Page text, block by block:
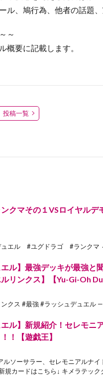
ル、鳩行為、他者の話題
～
概要に記載します。
投稿一覧
クマその１VSロイヤル
ュエル #ユグドラゴ #ランクマ
エル】最強デッキが最強
ルリンクス】【Yu-Gi-Oh
ンクス #最強 #ラッシュデュエ
エル】新規紹介！セレモ
！【遊戯王】
ルソーサラー、セレモニアルナ
規カードはこちら↓ キメラテック